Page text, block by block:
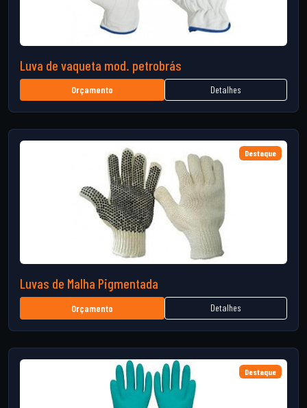
Luva de vaqueta mod. petrobrás
Orçamento Detalhes
Destaque
Luvas de Malha Pigmentada
Orçamento Detalhes
Destaque